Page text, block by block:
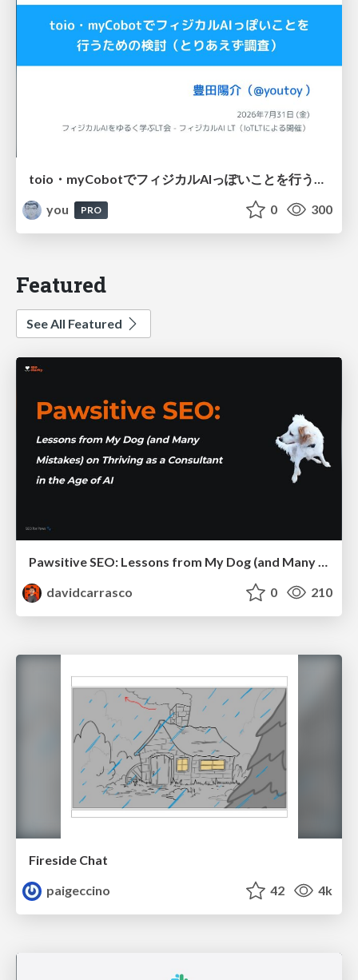
toio・myCobotでフィジカルAIっぽいことを行うための検討（とりあえず調査） / フィジカルAI LT（IoTLTによる開催）
you
PRO 0 300
Featured
See All Featured
Pawsitive SEO: Lessons from My Dog (and Many Mistakes) on Thriving as a Consultant in the Age of AI
davidcarrasco
0 210
Fireside Chat
paigeccino
42 4k